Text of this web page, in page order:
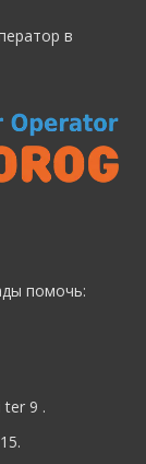
в
помочь:
9 .